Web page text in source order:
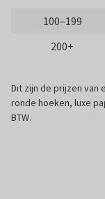
100–199
200+
Dit zijn de prijzen van
ronde hoeken, luxe
BTW.